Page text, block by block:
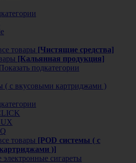
товары [Чистящие средства]
[Кальянная продукция]
подкатегории
( с вкусовыми картриджами )
товары [POD системы ( с
)]
электронные сигареты